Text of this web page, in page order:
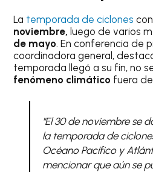
La temporada de ciclones
noviembre, luego de varios
de mayo. En conferencia de
coordinadora general,
temporada llegó a su fin, no
fenómeno climático fuera
"El 30 de noviembre se
la temporada de
Océano Pacífico y
mencionar que aún se